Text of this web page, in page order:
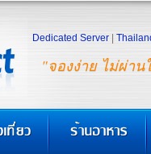
"จองง่าย ไม่ผ่าน
Dedicated Server